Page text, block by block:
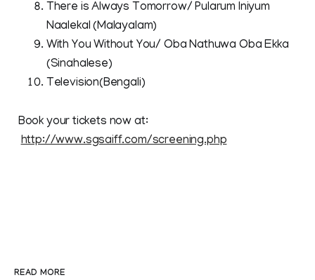
There is Always Tomorrow/ Pularum Iniyum
Naalekal (Malayalam)
With You Without You/ Oba Nathuwa Oba Ekka
(Sinahalese)
Television(Bengali)
Book your tickets now at:
http://www.sgsaiff.com/screening.php
READ MORE